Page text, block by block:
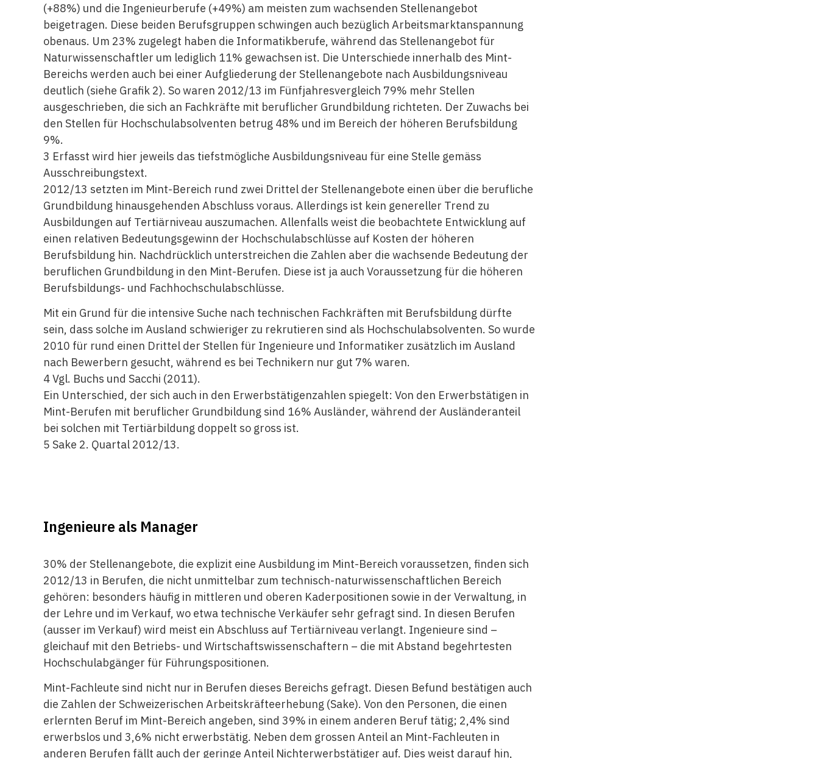
(+88%) und die Ingenieurberufe (+49%) am meisten zum wachsenden Stellenangebot
beigetragen. Diese beiden Berufsgruppen schwingen auch bezüglich Arbeitsmarktanspannung
obenaus. Um 23% zugelegt haben die Informatikberufe, während das Stellenangebot für
Naturwissenschaftler um lediglich 11% gewachsen ist. Die Unterschiede innerhalb des Mint-
Bereichs werden auch bei einer Aufgliederung der Stellenangebote nach Ausbildungsniveau
deutlich (siehe Grafik 2). So waren 2012/13 im Fünfjahresvergleich 79% mehr Stellen
ausgeschrieben, die sich an Fachkräfte mit beruflicher Grundbildung richteten. Der Zuwachs bei
den Stellen für Hochschulabsolventen betrug 48% und im Bereich der höheren Berufsbildung
9%.
3 Erfasst wird hier jeweils das tiefstmögliche Ausbildungsniveau für eine Stelle gemäss
Ausschreibungstext.
2012/13 setzten im Mint-Bereich rund zwei Drittel der Stellenangebote einen über die berufliche
Grundbildung hinausgehenden Abschluss voraus. Allerdings ist kein genereller Trend zu
Ausbildungen auf Tertiärniveau auszumachen. Allenfalls weist die beobachtete Entwicklung auf
einen relativen Bedeutungsgewinn der Hochschulabschlüsse auf Kosten der höheren
Berufsbildung hin. Nachdrücklich unterstreichen die Zahlen aber die wachsende Bedeutung der
beruflichen Grundbildung in den Mint-Berufen. Diese ist ja auch Voraussetzung für die höheren
Berufsbildungs- und Fachhochschulabschlüsse.
Mit ein Grund für die intensive Suche nach technischen Fachkräften mit Berufsbildung dürfte
sein, dass solche im Ausland schwieriger zu rekrutieren sind als Hochschulabsolventen. So wurde
2010 für rund einen Drittel der Stellen für Ingenieure und Informatiker zusätzlich im Ausland
nach Bewerbern gesucht, während es bei Technikern nur gut 7% waren.
4 Vgl. Buchs und Sacchi (2011).
Ein Unterschied, der sich auch in den Erwerbstätigenzahlen spiegelt: Von den Erwerbstätigen in
Mint-Berufen mit beruflicher Grundbildung sind 16% Ausländer, während der Ausländeranteil
bei solchen mit Tertiärbildung doppelt so gross ist.
5 Sake 2. Quartal 2012/13.
Ingenieure als Manager
30% der Stellenangebote, die explizit eine Ausbildung im Mint-Bereich voraussetzen, finden sich
2012/13 in Berufen, die nicht unmittelbar zum technisch-naturwissenschaftlichen Bereich
gehören: besonders häufig in mittleren und oberen Kaderpositionen sowie in der Verwaltung, in
der Lehre und im Verkauf, wo etwa technische Verkäufer sehr gefragt sind. In diesen Berufen
(ausser im Verkauf) wird meist ein Abschluss auf Tertiärniveau verlangt. Ingenieure sind –
gleichauf mit den Betriebs- und Wirtschaftswissenschaftern – die mit Abstand begehrtesten
Hochschulabgänger für Führungspositionen.
Mint-Fachleute sind nicht nur in Berufen dieses Bereichs gefragt. Diesen Befund bestätigen auch
die Zahlen der Schweizerischen Arbeitskräfteerhebung (Sake). Von den Personen, die einen
erlernten Beruf im Mint-Bereich angeben, sind 39% in einem anderen Beruf tätig; 2,4% sind
erwerbslos und 3,6% nicht erwerbstätig. Neben dem grossen Anteil an Mint-Fachleuten in
anderen Berufen fällt auch der geringe Anteil Nichterwerbstätiger auf. Dies weist darauf hin,